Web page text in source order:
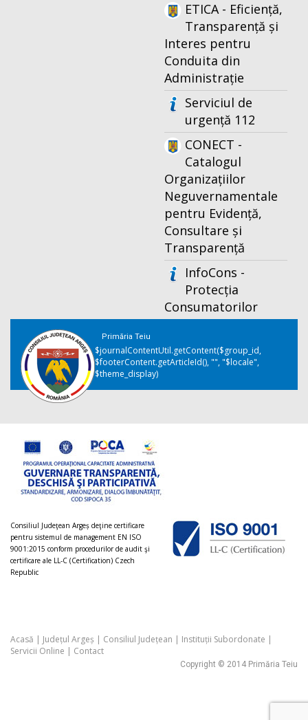
ETICA - Eficiență,
Transparență și
Interes pentru
Conduita din
Administrație
Serviciul de
urgență 112
CONECT -
Catalogul
Organizațiilor
Neguvernamentale
pentru Evidență,
Consultare și
Transparență
InfoCons -
Protecția
Consumatorilor
Primăria Teiu
$journalContentUtil.getContent($group_id,
$footerContent.getArticleId(), "", "$locale",
$theme_display)
Consiliul Judeţean Argeș deţine certificare
pentru sistemul de management EN ISO
9001:2015 conform procedurilor de audit şi
certificare ale LL-C (Certification) Czech
Republic
Acasă | Județul Argeș | Consiliul Județean | Instituții Subordonate |
Servicii Online | Contact
Copyright © 2014 Primăria Teiu